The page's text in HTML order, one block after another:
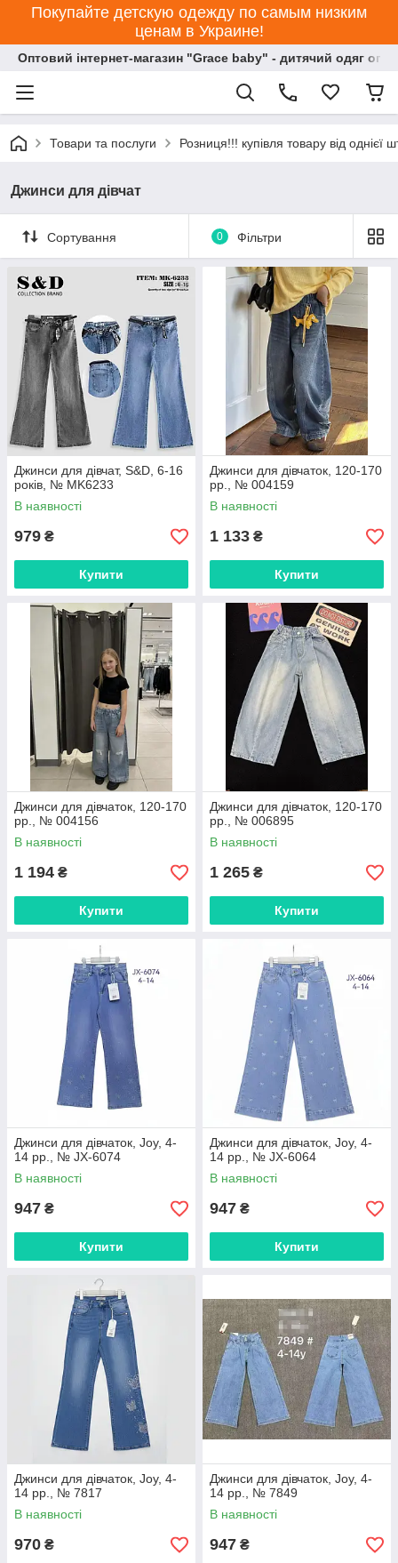
Покупайте детскую одежду по самым низким
ценам в Украине!
Оптовий інтернет-магазин "Grace baby" - дитячий одяг
Товари та послуги Розниця!!! купівля товару від однієї
Джинси для дівчат
Сортування 0 Фільтри
Джинси для дівчат, S&D, 6-16
років, № MK6233
В наявності
979 ₴
Купити
Джинси для дівчаток, 120-170
рр., № 004159
В наявності
1 133 ₴
Купити
Джинси для дівчаток, 120-170
рр., № 004156
В наявності
1 194 ₴
Купити
Джинси для дівчаток, 120-170
рр., № 006895
В наявності
1 265 ₴
Купити
Джинси для дівчаток, Joy, 4-
14 рр., № JX-6074
В наявності
947 ₴
Купити
Джинси для дівчаток, Joy, 4-
14 рр., № JX-6064
В наявності
947 ₴
Купити
Джинси для дівчаток, Joy, 4-
14 рр., № 7817
В наявності
970 ₴
Джинси для дівчаток, Joy, 4-
14 рр., № 7849
В наявності
947 ₴